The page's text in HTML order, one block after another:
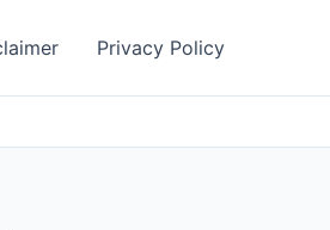
Privacy Policy